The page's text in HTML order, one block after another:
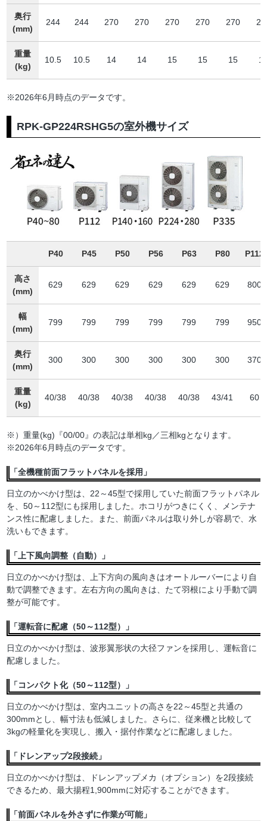
奥行
(mm)
244 244 270 270 270 270 270
重量
(kg)
10.5 10.5 14 14 15 15 15
※2026年6月時点のデータです。
RPK-GP224RSHG5の室外機サイズ
P40 P45 P50 P56 P63 P80 P112
高さ
(mm)
629 629 629 629 629 629 800
幅
(mm)
799 799 799 799 799 799 950
奥行
(mm)
300 300 300 300 300 300 370
重量
(kg)
40/38 40/38 40/38 40/38 40/38 43/41 60
※）重量(kg)『00/00』の表記は単相kg／三相kgとなります。
※2026年6月時点のデータです。
「全機種前面フラットパネルを採用」
日立のかべかけ型は、22～45型で採用していた前面フラットパネル
を、50～112型にも採用しました。ホコリがつきにくく、メンテナ
ンス性に配慮しました。また、前面パネルは取り外しが容易で、水
洗いもできます。
「上下風向調整（自動）」
日立のかべかけ型は、上下方向の風向きはオートルーバーにより自
動で調整できます。左右方向の風向きは、たて羽根により手動で調
整が可能です。
「運転音に配慮（50～112型）」
日立のかべかけ型は、波形翼形状の大径ファンを採用し、運転音に
配慮しました。
「コンパクト化（50～112型）」
日立のかべかけ型は、室内ユニットの高さを22～45型と共通の
300mmとし、幅寸法も低減しました。さらに、従来機と比較して
3kgの軽量化を実現し、搬入・据付作業などに配慮しました。
「ドレンアップ2段接続」
日立のかべかけ型は、ドレンアップメカ（オプション）を2段接続
できるため、最大揚程1,900mmに対応することができます。
「前面パネルを外さずに作業が可能」